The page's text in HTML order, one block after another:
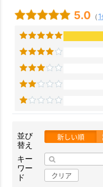
5.0 （
並び
替え
新しい順
キー
ワー
ド
クリア